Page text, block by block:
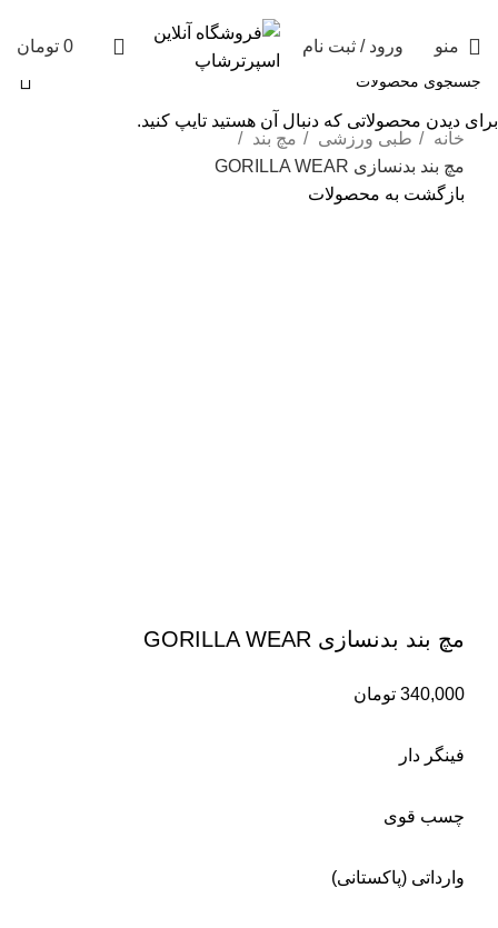
منو ورود / ثبت نام 0 تومان
خانه طبی ورزشی
مچ بند
مچ بند بدنسازی GORILLA WEAR
بازگشت به محصولات
مچ بند بدنسازی GORILLA WEAR
340,000 تومان
فینگر دار
چسب قوی
وارداتی (پاکستانی)
برای دیدن محصولاتی که دنبال آن هستید تایپ کنید.